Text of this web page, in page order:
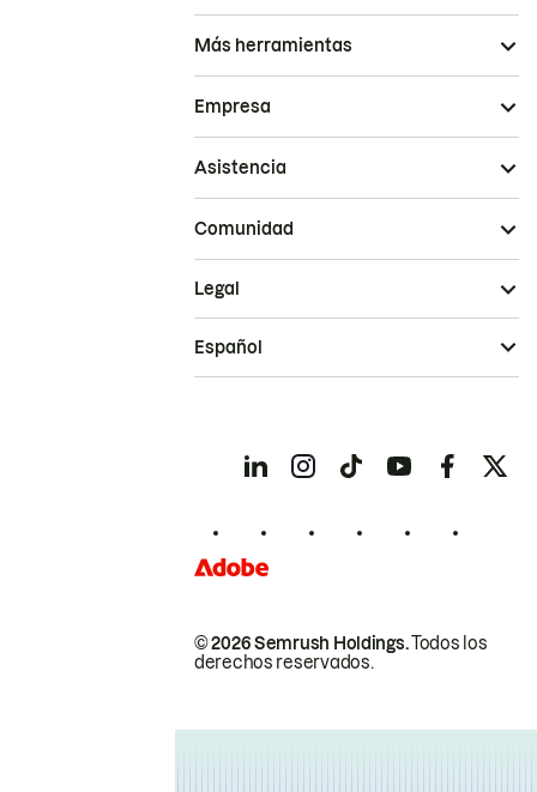
Más herramientas
Empresa
Asistencia
Comunidad
© 2026 Semrush Holdings.Todos los
derechos reservados.
Legal
Español